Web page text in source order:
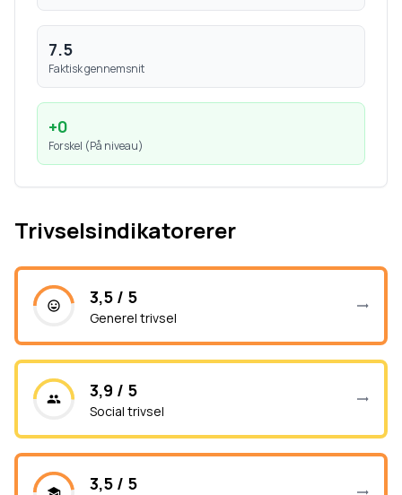
7.5
Faktisk gennemsnit
+0
Forskel (På niveau)
Trivselsindikatorerer
3,5 / 5
Generel trivsel
3,9 / 5
Social trivsel
3,5 / 5